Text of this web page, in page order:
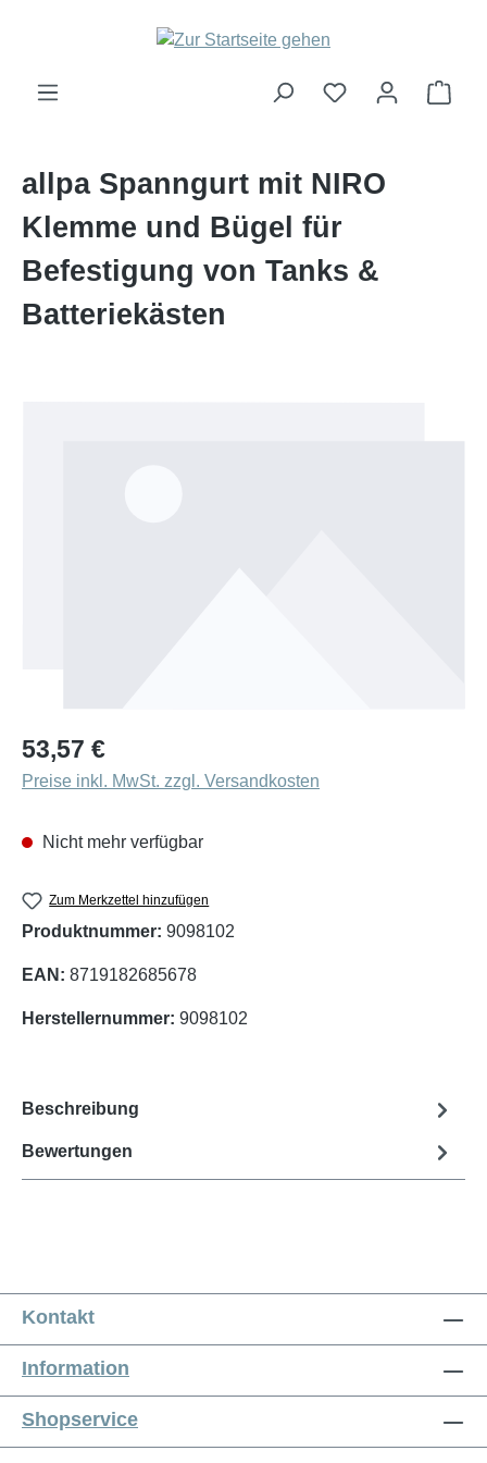
Zum Hauptinhalt springen
allpa Spanngurt mit NIRO
Klemme und Bügel für
Befestigung von Tanks &
Batteriekästen
Regulärer Preis:
53,57 €
Preise inkl. MwSt. zzgl. Versandkosten
Nicht mehr verfügbar
Zum Merkzettel hinzufügen
Produktnummer: 9098102
EAN: 8719182685678
Herstellernummer: 9098102
Beschreibung
Bewertungen
Kontakt
Information
Shopservice